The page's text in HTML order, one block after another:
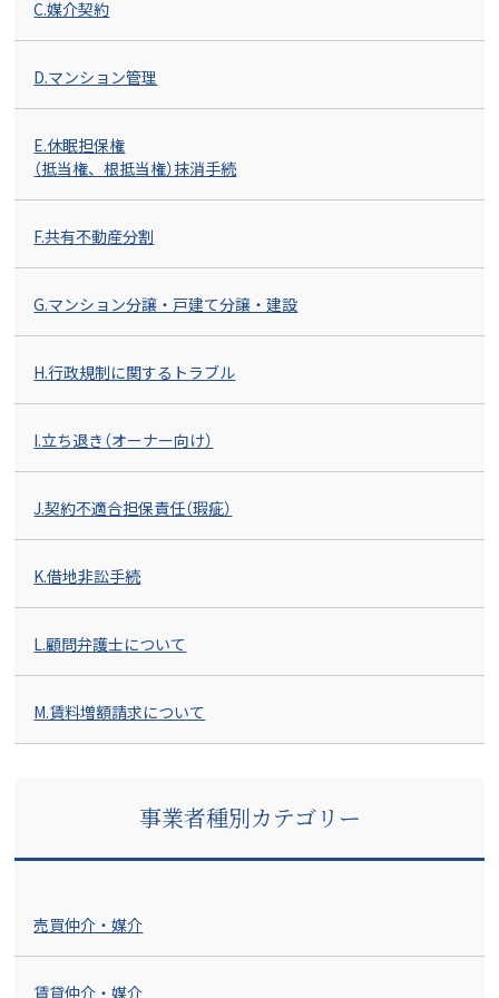
C.媒介契約
D.マンション管理
E.休眠担保権
（抵当権、根抵当権）抹消手続
F.共有不動産分割
G.マンション分譲・戸建て分譲・建設
H.行政規制に関するトラブル
I.立ち退き（オーナー向け）
J.契約不適合担保責任（瑕疵）
K.借地非訟手続
L.顧問弁護士について
M.賃料増額請求について
事業者種別カテゴリー
売買仲介・媒介
賃貸仲介・媒介